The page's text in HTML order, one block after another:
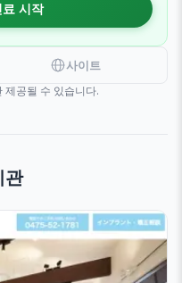
시작
사이트
제공될 수 있습니다.
관